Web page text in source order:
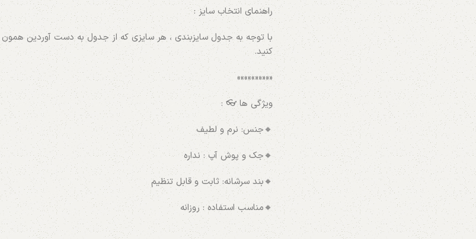
راهنمای انتخاب سایز :
با توجه به جدول سایزبندی ، هر سایزی که از جدول به دست آوردین همون
کنید.
«««««»»»»»
ویژگی ها 👓 :
🔸جنس: نرم و لطیف
🔸جک و پوش آپ : نداره
🔸بند سرشانه: ثابت و قابل تنظیم
🔸مناسب استفاده : روزانه
YouTube
Pinterest
WhatsApp